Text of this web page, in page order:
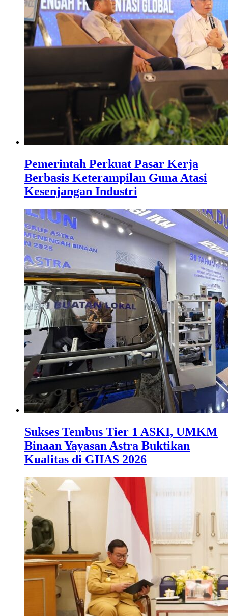
Pemerintah Perkuat Pasar Kerja
Berbasis Keterampilan Guna Atasi
Kesenjangan Industri
Sukses Tembus Tier 1 ASKI, UMKM
Binaan Yayasan Astra Buktikan
Kualitas di GIIAS 2026